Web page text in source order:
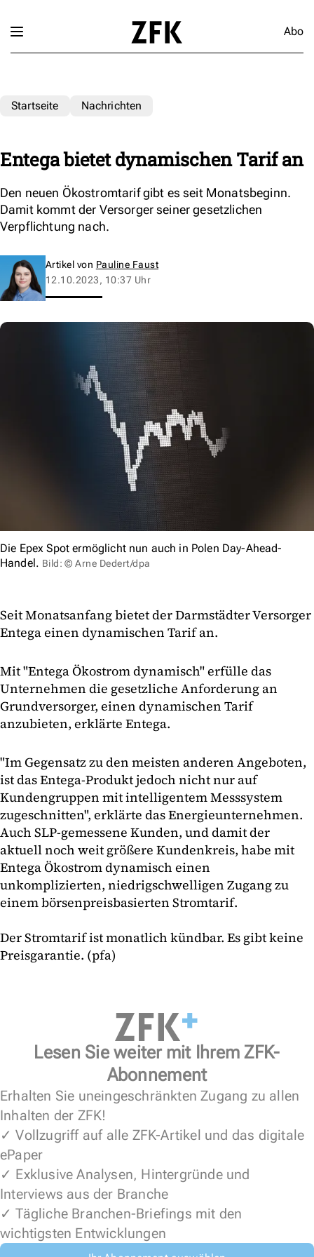
Abo
Startseite Nachrichten
Entega bietet dynamischen Tarif an
Den neuen Ökostromtarif gibt es seit Monatsbeginn.
Damit kommt der Versorger seiner gesetzlichen
Verpflichtung nach.
Artikel von Pauline Faust
12.10.2023, 10:37 Uhr
Die Epex Spot ermöglicht nun auch in Polen Day-Ahead-
Handel. Bild: © Arne Dedert/dpa
Seit Monatsanfang bietet der Darmstädter Versorger
Entega einen dynamischen Tarif an.
Mit "Entega Ökostrom dynamisch" erfülle das
Unternehmen die gesetzliche Anforderung an
Grundversorger, einen dynamischen Tarif
anzubieten, erklärte Entega.
"Im Gegensatz zu den meisten anderen Angeboten,
ist das Entega-Produkt jedoch nicht nur auf
Kundengruppen mit intelligentem Messsystem
zugeschnitten", erklärte das Energieunternehmen.
Auch SLP-gemessene Kunden, und damit der
aktuell noch weit größere Kundenkreis, habe mit
Entega Ökostrom dynamisch einen
unkomplizierten, niedrigschwelligen Zugang zu
einem börsenpreisbasierten Stromtarif.
Der Stromtarif ist monatlich kündbar. Es gibt keine
Preisgarantie. (pfa)
Lesen Sie weiter mit Ihrem ZFK-
Abonnement
Erhalten Sie uneingeschränkten Zugang zu allen
Inhalten der ZFK!
✓ Vollzugriff auf alle ZFK-Artikel und das digitale
ePaper
✓ Exklusive Analysen, Hintergründe und
Interviews aus der Branche
✓ Tägliche Branchen-Briefings mit den
wichtigsten Entwicklungen